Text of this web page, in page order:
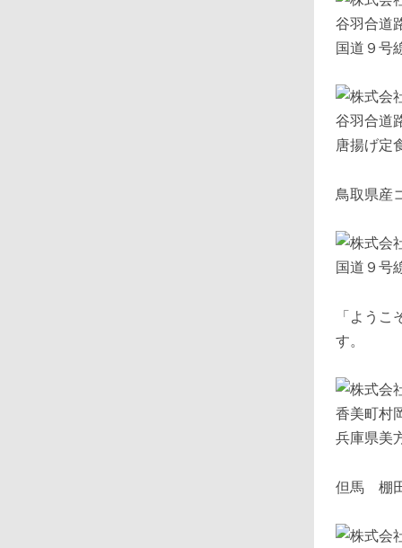
国道９号
唐揚げ
鳥取県産
国道９
「よう
す。
兵庫県
但馬 棚